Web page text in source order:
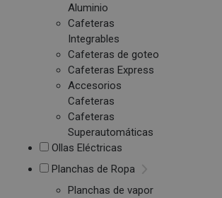
Aluminio
Cafeteras
Integrables
Cafeteras de goteo
Cafeteras Express
Accesorios
Cafeteras
Cafeteras
Superautomáticas
Ollas Eléctricas
Planchas de Ropa
Planchas de vapor